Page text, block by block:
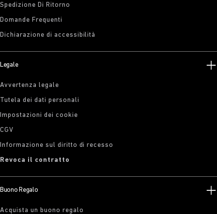
Spedizione Di Ritorno
Domande Frequenti
Dichiarazione di accessibilità
Legale
Avvertenza legale
Tutela dei dati personali
Impostazioni dei cookie
CGV
Informazione sul diritto di recesso
Revoca il contratto
Buono Regalo
Acquista un buono regalo